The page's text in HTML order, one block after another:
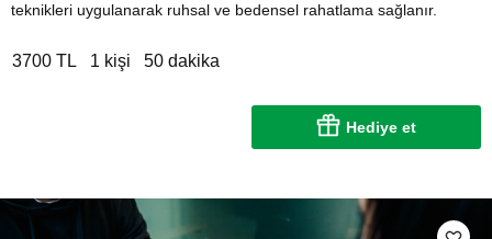
teknikleri uygulanarak ruhsal ve bedensel rahatlama sağlanır.
3700 TL 1 kişi 50 dakika
Hediye et